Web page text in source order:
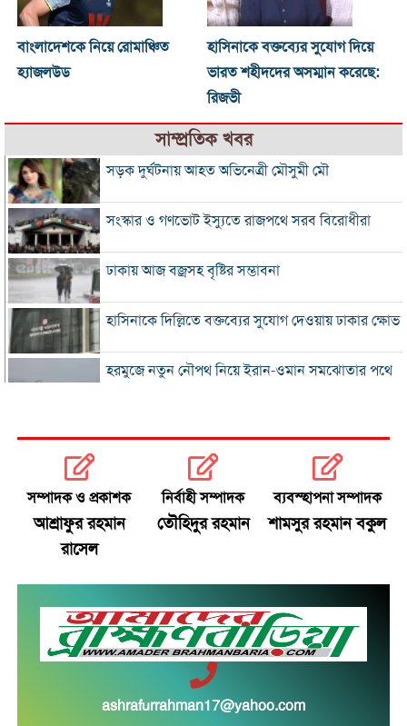
বাংলাদেশকে নিয়ে রোমাঞ্চিত
হ্যাজলউড
হাসিনাকে বক্তব্যের সুযোগ দিয়ে
ভারত শহীদদের অসম্মান করেছে:
রিজভী
সাম্প্রতিক খবর
সড়ক দুর্ঘটনায় আহত অভিনেত্রী মৌসুমী মৌ
সংস্কার ও গণভোট ইস্যুতে রাজপথে সরব বিরোধীরা
ঢাকায় আজ বজ্রসহ বৃষ্টির সম্ভাবনা
হাসিনাকে দিল্লিতে বক্তব্যের সুযোগ দেওয়ায় ঢাকার ক্ষোভ
হরমুজে নতুন নৌপথ নিয়ে ইরান-ওমান সমঝোতার পথে
ভুল স্বীকার করে ক্ষমা চাইল ফিফা
স্বর্ণের ভরি বাড়ল প্রায় ১০ হাজার টাকা
সচিবালয়মুখী ১১ দলীয় পদযাত্রায় পুলিশের বাধা
বাংলাদেশকে নিয়ে রোমাঞ্চিত হ্যাজলউড
সম্পাদক ও প্রকাশক
আশ্রাফুর রহমান
রাসেল
নির্বাহী সম্পাদক
তৌহিদুর রহমান
ব্যবস্হাপনা সম্পাদক
শামসুর রহমান বকুল
ashrafurrahman17@yahoo.com